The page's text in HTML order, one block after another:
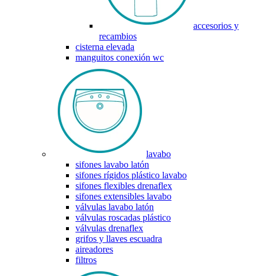
accesorios y
recambios
cisterna elevada
manguitos conexión wc
lavabo
sifones lavabo latón
sifones rígidos plástico lavabo
sifones flexibles drenaflex
sifones extensibles lavabo
válvulas lavabo latón
válvulas roscadas plástico
válvulas drenaflex
grifos y llaves escuadra
aireadores
filtros